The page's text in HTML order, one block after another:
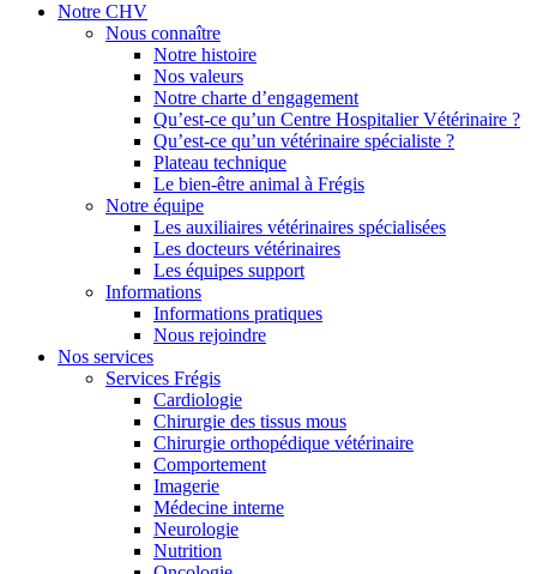
Notre CHV
Nous connaître
Notre histoire
Nos valeurs
Notre charte d’engagement
Qu’est-ce qu’un Centre Hospitalier Vétérinaire ?
Qu’est-ce qu’un vétérinaire spécialiste ?
Plateau technique
Le bien-être animal à Frégis
Notre équipe
Les auxiliaires vétérinaires spécialisées
Les docteurs vétérinaires
Les équipes support
Informations
Informations pratiques
Nous rejoindre
Nos services
Services Frégis
Cardiologie
Chirurgie des tissus mous
Chirurgie orthopédique vétérinaire
Comportement
Imagerie
Médecine interne
Neurologie
Nutrition